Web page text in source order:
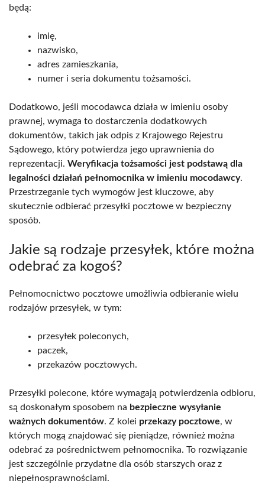
będą:
imię,
nazwisko,
adres zamieszkania,
numer i seria dokumentu tożsamości.
Dodatkowo, jeśli mocodawca działa w imieniu osoby
prawnej, wymaga to dostarczenia dodatkowych
dokumentów, takich jak odpis z Krajowego Rejestru
Sądowego, który potwierdza jego uprawnienia do
reprezentacji. Weryfikacja tożsamości jest podstawą dla
legalności działań pełnomocnika w imieniu mocodawcy.
Przestrzeganie tych wymogów jest kluczowe, aby
skutecznie odbierać przesyłki pocztowe w bezpieczny
sposób.
Jakie są rodzaje przesyłek, które można
odebrać za kogoś?
Pełnomocnictwo pocztowe umożliwia odbieranie wielu
rodzajów przesyłek, w tym:
przesyłek poleconych,
paczek,
przekazów pocztowych.
Przesyłki polecone, które wymagają potwierdzenia odbioru,
są doskonałym sposobem na bezpieczne wysyłanie
ważnych dokumentów. Z kolei przekazy pocztowe, w
których mogą znajdować się pieniądze, również można
odebrać za pośrednictwem pełnomocnika. To rozwiązanie
jest szczególnie przydatne dla osób starszych oraz z
niepełnosprawnościami.